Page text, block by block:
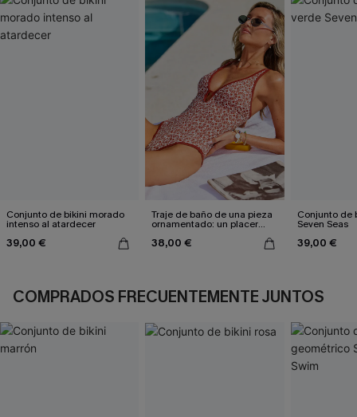
Conjunto de bikini morado
intenso al atardecer
39,00 €
Traje de baño de una pieza
ornamentado: un placer
38,00 €
Conjunto de
Seven Seas
39,00 €
COMPRADOS FRECUENTEMENTE JUNTOS